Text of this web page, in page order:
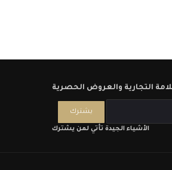
الأشياء الجيدة تأتي لمن يشترك